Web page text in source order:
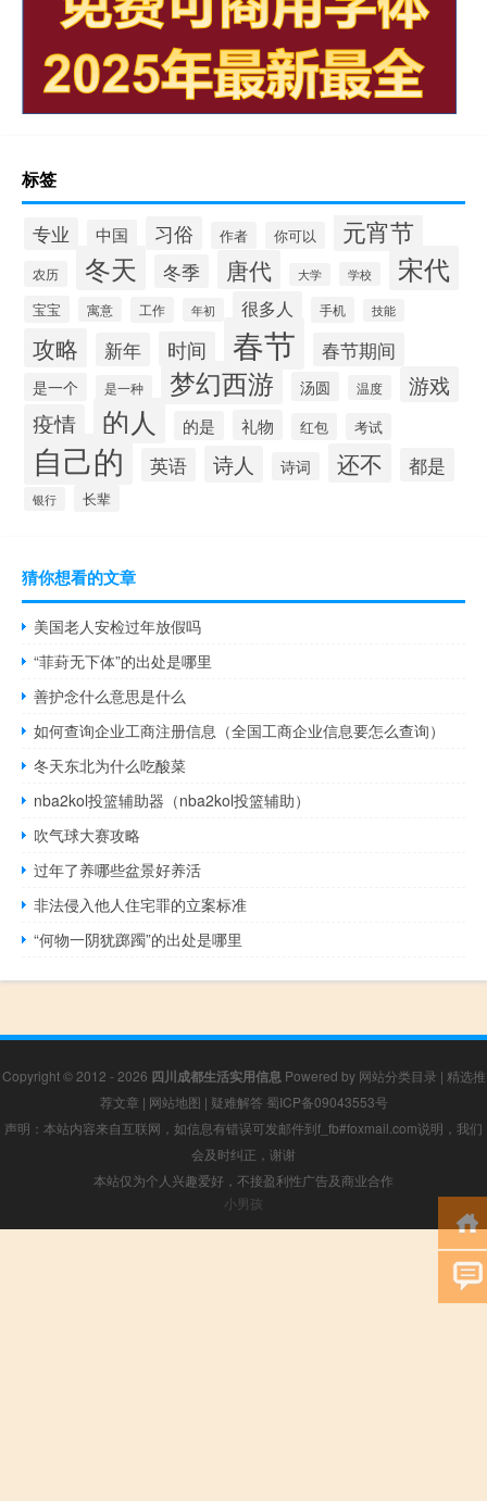
标签
专业 中国 习俗 作者 你可以 元宵节
农历 冬天 冬季 唐代 大学 学校 宋代
宝宝 寓意 工作 年初 很多人 手机 技能
攻略 新年 时间 春节 春节期间
是一个 是一种 梦幻西游 汤圆 温度 游戏
疫情 的人 的是 礼物 红包 考试
自己的 英语 诗人 诗词 还不 都是
银行 长辈
猜你想看的文章
美国老人安检过年放假吗
“菲葑无下体”的出处是哪里
善护念什么意思是什么
如何查询企业工商注册信息（全国工商企业信息要怎么查询）
冬天东北为什么吃酸菜
nba2kol投篮辅助器（nba2kol投篮辅助）
吹气球大赛攻略
过年了养哪些盆景好养活
非法侵入他人住宅罪的立案标准
“何物一阴犹踯躅”的出处是哪里
Copyright © 2012 - 2026 四川成都生活实用信息 Powered by 网站分类目录 | 精选推
荐文章 | 网站地图 | 疑难解答 蜀ICP备09043553号
声明：本站内容来自互联网，如信息有错误可发邮件到f_fb#foxmail.com说明，我们
会及时纠正，谢谢
本站仅为个人兴趣爱好，不接盈利性广告及商业合作
小男孩